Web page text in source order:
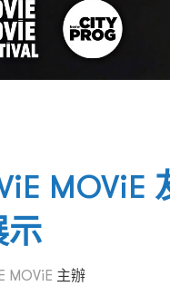
MOViE
示
MOViE 主辦